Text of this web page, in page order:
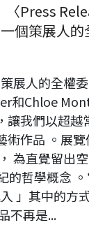
〈Press
個策展人
展人的全權委
和Chloe
讓我們以超越
術作品 。展
為直覺留出
的哲學概念
」其中的
不再是...